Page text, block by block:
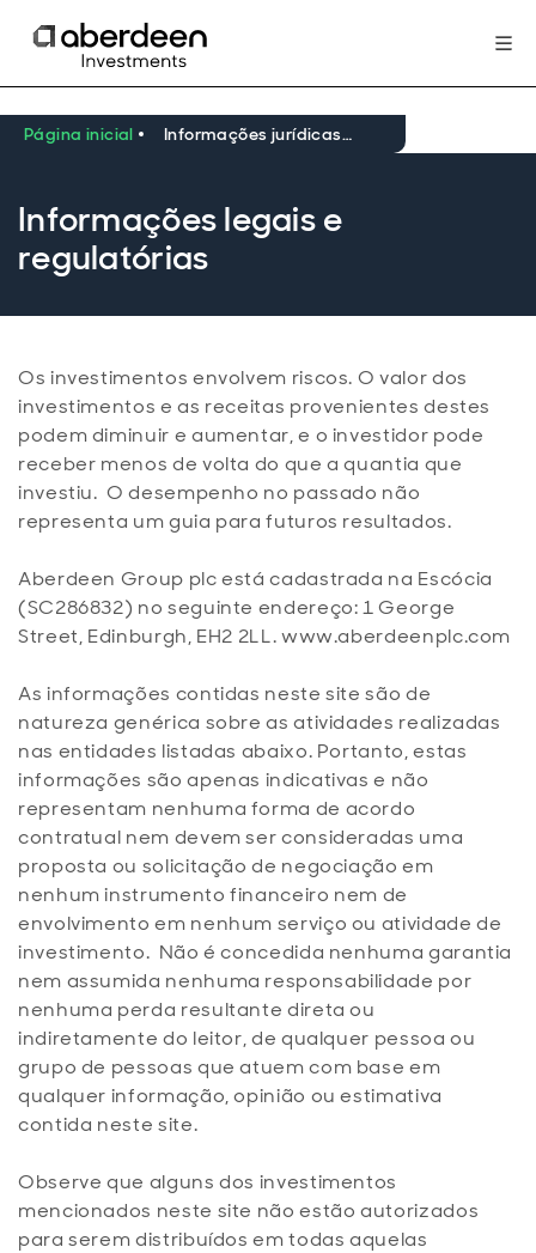
Página inicial Informações jurídicas e regulatórias
Informações legais e
regulatórias
Os investimentos envolvem riscos. O valor dos
investimentos e as receitas provenientes destes
podem diminuir e aumentar, e o investidor pode
receber menos de volta do que a quantia que
investiu. O desempenho no passado não
representa um guia para futuros resultados.
Aberdeen Group plc está cadastrada na Escócia
(SC286832) no seguinte endereço: 1 George
Street, Edinburgh, EH2 2LL. www.aberdeenplc.com
As informações contidas neste site são de
natureza genérica sobre as atividades realizadas
nas entidades listadas abaixo. Portanto, estas
informações são apenas indicativas e não
representam nenhuma forma de acordo
contratual nem devem ser consideradas uma
proposta ou solicitação de negociação em
nenhum instrumento financeiro nem de
envolvimento em nenhum serviço ou atividade de
investimento. Não é concedida nenhuma garantia
nem assumida nenhuma responsabilidade por
nenhuma perda resultante direta ou
indiretamente do leitor, de qualquer pessoa ou
grupo de pessoas que atuem com base em
qualquer informação, opinião ou estimativa
contida neste site.
Observe que alguns dos investimentos
mencionados neste site não estão autorizados
para serem distribuídos em todas aquelas